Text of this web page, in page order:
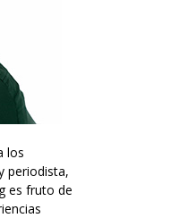
los
periodista,
es fruto de